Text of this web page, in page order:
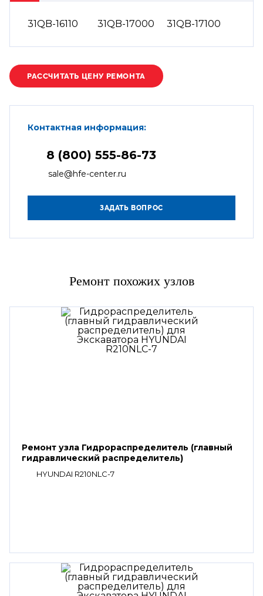
31QB-16110 31QB-17000 31QB-17100
Контактная информация:
8 (800) 555-86-73
sale@hfe-center.ru
Ремонт похожих узлов
Ремонт узла Гидрораспределитель (главный
гидравлический распределитель)
HYUNDAI R210NLC-7